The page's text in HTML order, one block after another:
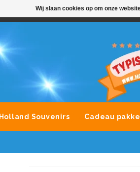
AVONDLEVERING
Holland Souvenirs Cadeau
Wij slaan cookies op om onze